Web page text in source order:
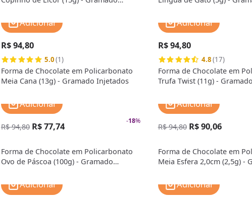
R$ 94,80
5.0(1)
Forma de Chocolate em Policarbonato
Meia Cana (13g) - Gramado Injetados
Adicionar
R$ 94,80
4.8(17)
Forma de Chocolate em
Trufa Twist (11g) -
Adicionar
-18%
R$ 94,80 R$ 77,74
Forma de Chocolate em Policarbonato
Ovo de Páscoa (100g) - Gramado
Adicionar
R$ 94,80 R$ 90,06
Forma de Chocolate em
Meia Esfera 2,0cm (2,5g) -
Adicionar
Adicionar
Adicionar